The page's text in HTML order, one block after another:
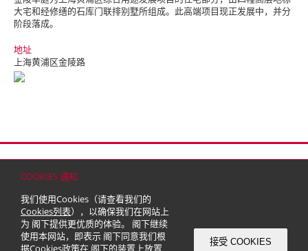
COOKIES 通知
我们使用Cookies（请查看我们的
Cookies列表），以确保我们在网站上
为 阁下提供更优质的体验。 阁下继续
使用本网站，即表示 阁下同意我们根
据Cookies政策在 阁下的装置上放置
接受 COOKIES
大宅和经修缮的石库门联排别墅所组成。此高端项目现正发展中，并分
阶段落成。
地址
上海黄浦区金陵路
© 2026 嘉里建设有限公司 (于百慕达注册成立之有限公司)